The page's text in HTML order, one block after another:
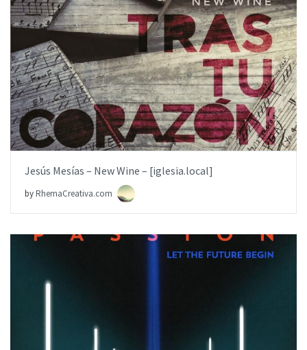
AÑADIR AL PEDIDO
ITEM PRICE:$9.99
Jesús Mesías – New Wine – [iglesia.local]
byRhemaCreativa.com